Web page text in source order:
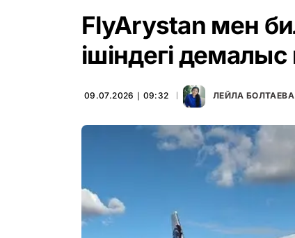
FlyArystan мен
ішіндегі
09.07.2026 ∣ 09:32 ЛЕЙЛА БОЛТАЕВА